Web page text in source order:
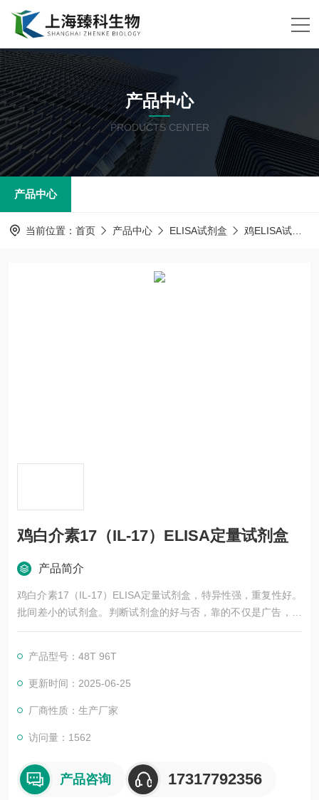
产品中心
PRODUCTS CENTER
产品中心
当前位置： 首页 产品中心 ELISA试剂盒 鸡ELISA试剂盒
鸡白介素17（IL-17）ELISA定量试剂盒
产品简介
鸡白介素17（IL-17）ELISA定量试剂盒，特异性强，重复性好。
批间差小的试剂盒。判断试剂盒的好与否，靠的不仅是广告，更
应该是靠过硬的技术，稳定的质量，良好的口碑，*的售后。臻科
和研究所合作品牌。期待合作共赢。
产品型号：48T 96T
更新时间：2025-06-25
厂商性质：生产厂家
访问量：1562
产品咨询 17317792356